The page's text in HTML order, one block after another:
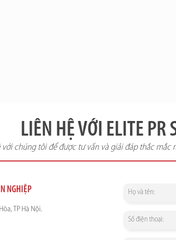
LIÊN HỆ VỚI ELITE PR
với chúng tôi để được tư vấn và giải đáp thắc mắc
NGHIỆP
TP Hà Nội.